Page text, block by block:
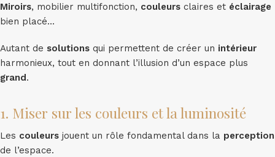
Miroirs, mobilier multifonction, couleurs claires et éclairage
bien placé…
Autant de solutions qui permettent de créer un intérieur
harmonieux, tout en donnant l’illusion d’un espace plus
grand.
1. Miser sur les couleurs et la luminosité
Les couleurs jouent un rôle fondamental dans la perception
de l’espace.